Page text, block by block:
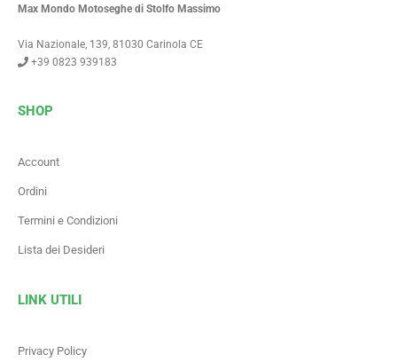
Max Mondo Motoseghe di Stolfo Massimo
Via Nazionale, 139, 81030 Carinola CE
+39 0823 939183
SHOP
Account
Ordini
Termini e Condizioni
Lista dei Desideri
LINK UTILI
Privacy Policy